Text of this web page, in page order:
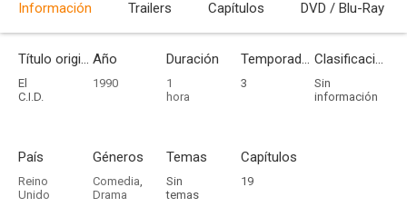
Información Trailers Capítulos DVD / Blu-Ray
Título original
El
C.I.D.
Año
1990
Duración
1
hora
Temporadas
3
Clasificación por edades
Sin
información
País
Reino
Unido
Géneros
Comedia,
Drama
Temas
Sin
temas
Capítulos
19